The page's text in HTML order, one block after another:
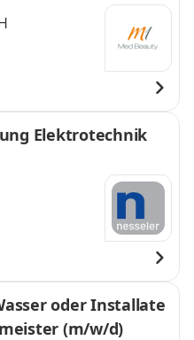
Elektrotechnik
oder Installate
(m/w/d)